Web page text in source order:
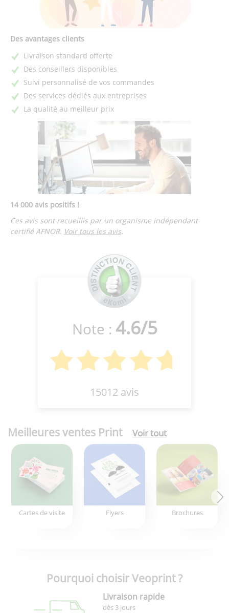
Des avantages clients
Livraison standard offerte
Des conseillers disponibles
Suivi personnalisé de vos commandes
Des services dédiés aux entreprises
La qualité au meilleur prix
14 000 avis positifs !
Ces avis sont recueillis par un organisme indépendant
certifié AFNOR. Voir tous les avis.
Note : 4.6/5
15012 avis
Meilleures ventes Print Voir tout
Cartes de visite Flyers Brochures
Pourquoi choisir Veoprint ?
Livraison rapide
dès 3 jours